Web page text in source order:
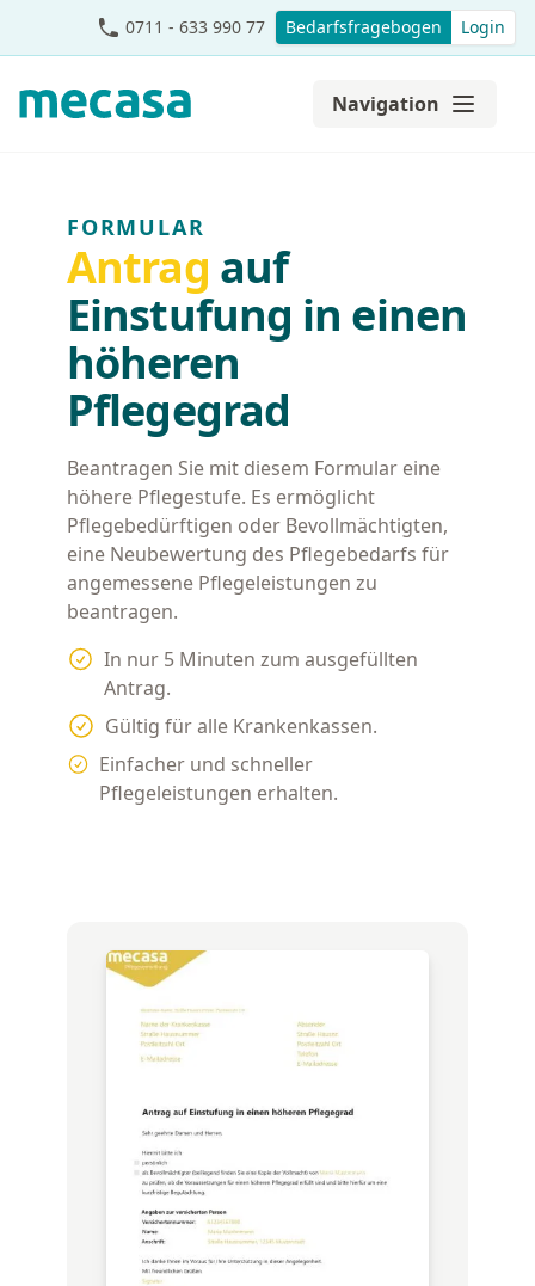
0711 - 633 990 77 Bedarfsfragebogen Login
Navigation
FORMULAR
Antrag auf
Einstufung in einen
höheren
Pflegegrad
Beantragen Sie mit diesem Formular eine
höhere Pflegestufe. Es ermöglicht
Pflegebedürftigen oder Bevollmächtigten,
eine Neubewertung des Pflegebedarfs für
angemessene Pflegeleistungen zu
beantragen.
In nur 5 Minuten zum ausgefüllten
Antrag.
Gültig für alle Krankenkassen.
Einfacher und schneller
Pflegeleistungen erhalten.